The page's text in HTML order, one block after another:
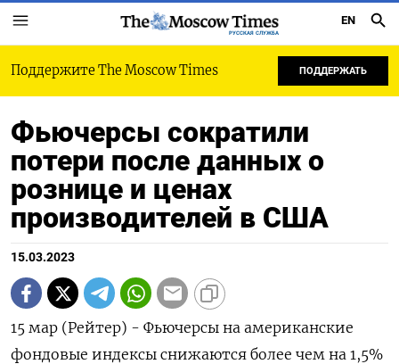
РУССКАЯ СЛУЖБА
EN
Поддержите The Moscow Times ПОДДЕРЖАТЬ
Фьючерсы сократили
потери после данных о
рознице и ценах
производителей в США
15.03.2023
15 мар (Рейтер) - Фьючерсы на американские
фондовые индексы снижаются более чем на 1,5%